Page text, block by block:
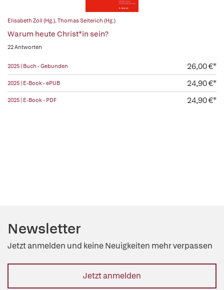
Elisabeth Zoll (Hg.),Thomas Seiterich (Hg.)
Warum heute Christ*in sein?
22 Antworten
2025 | Buch - Gebunden 26,00 €*
2025 | E-Book - ePUB 24,90 €*
2025 | E-Book - PDF 24,90 €*
Newsletter
Jetzt anmelden und keine Neuigkeiten mehr verpassen
Jetzt anmelden